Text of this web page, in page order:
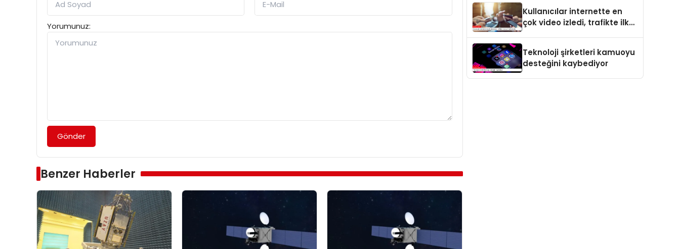
Yorumunuz:
Gönder
Benzer Haberler
Kullanıcılar internette en
çok video izledi, trafikte ilk
Teknoloji şirketleri kamuoyu
desteğini kaybediyor